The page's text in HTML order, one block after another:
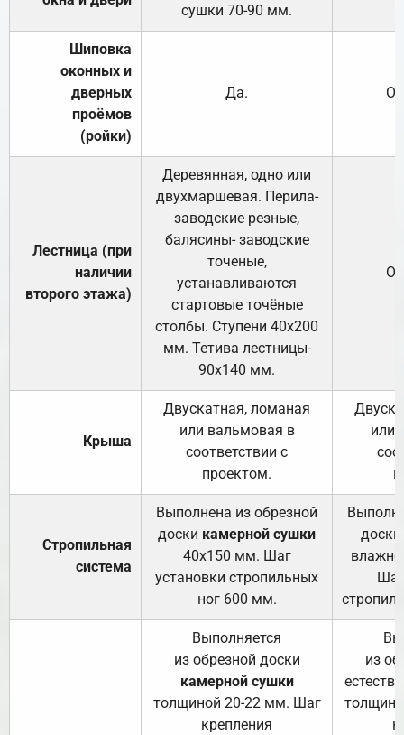
сушки 70-90 мм.
Шиповка
оконных и
дверных
проёмов
(ройки)
Да.
Лестница (при
наличии
второго этажа)
Деревянная, одно или
двухмаршевая. Перила-
заводские резные,
балясины- заводские
точеные,
устанавливаются
стартовые точёные
столбы. Ступени 40х200
мм. Тетива лестницы-
90х140 мм.
Крыша
Двускатная, ломаная
или вальмовая в
соответствии с
проектом.
или
Стропильная
система
Выполнена из обрезной
доски камерной сушки
40х150 мм. Шаг
установки стропильных
ног 600 мм.
доски
Выполняется
из обрезной доски
камерной сушки
толщиной 20-22 мм. Шаг
крепления
из